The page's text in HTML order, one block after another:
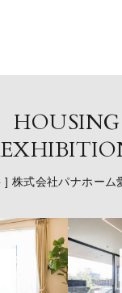
HOUSING
] 株式会社パナホーム